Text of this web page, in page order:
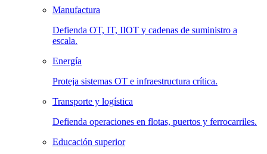
Manufactura
Defienda OT, IT, IIOT y cadenas de suministro a
escala.
Energía
Proteja sistemas OT e infraestructura crítica.
Transporte y logística
Defienda operaciones en flotas, puertos y ferrocarriles.
Educación superior